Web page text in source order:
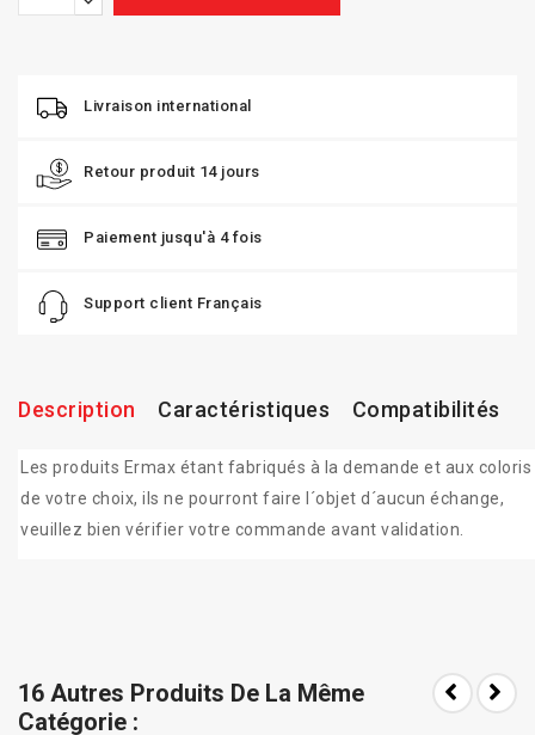
Livraison international
Retour produit 14 jours
Paiement jusqu'à 4 fois
Support client Français
Description Caractéristiques Compatibilités
Les produits Ermax étant fabriqués à la demande et aux coloris
de votre choix, ils ne pourront faire l´objet d´aucun échange,
veuillez bien vérifier votre commande avant validation.
16 Autres Produits De La Même
Catégorie :